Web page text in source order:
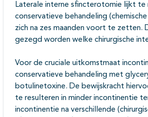
open- en dichtklappen
Laterale interne sfincterotomie lijkt te
conservatieve behandeling
zich na zes maanden voort te zetten.
gezegd worden welke chirurgische
Voor de cruciale uitkomstmaat
conservatieve behandeling met
botulinetoxine. De bewijskracht
te resulteren in minder incontinentie
incontinentie na verschillende